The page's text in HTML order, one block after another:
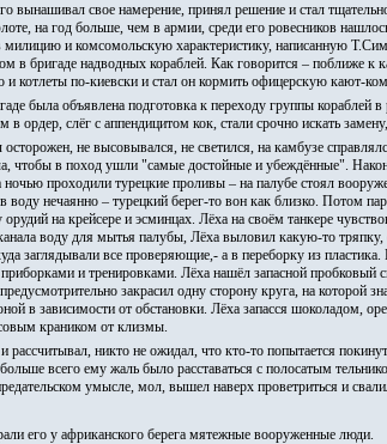
вынашивал свое намерение, принял решение и стал
на год больше, чем в армии, среди его ровесников
милицию и комсомольскую характеристику, написанную
в бригаде надводных кораблей. Как говорится – поближе к
и котлеты по-киевски и стал он кормить офицерскую кают-
была объявлена подготовка к переходу группы кораблей
в ордер, слёг с аппендицитом кок, стали срочно искать
не высовывался, не светился, на камбузе
чтобы в поход ушли "самые достойные и убеждённые".
ночью проходили турецкие проливы – на палубе стоял
воду нечаянно – турецкий берег-то вон как близко. Потом
на крейсере и эсминцах. Лёха на своём танкере
воду для мытья палубы, Лёха выловил какую-то
заглядывали все проверяющие,- а в переборку из
и тренировками. Лёха нашёл запасной пробковый
закрасил одну сторону круга, на
в зависимости от обстановки. Лёха запасся шоколадом,
краником от клизмы.
рассчитывал, никто не ожидал, что кто-то попытается
всего ему жаль было расставаться с полосатым
умысле, мол, вышел наверх проветриться и
его у африканского берега мятежные вооруженные люди.